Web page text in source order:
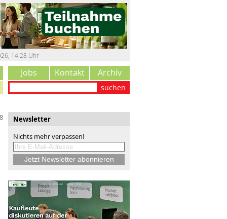
14:28 Uhr
Jobs Kontakt Archiv
suchen
Newsletter
Nichts mehr verpassen!